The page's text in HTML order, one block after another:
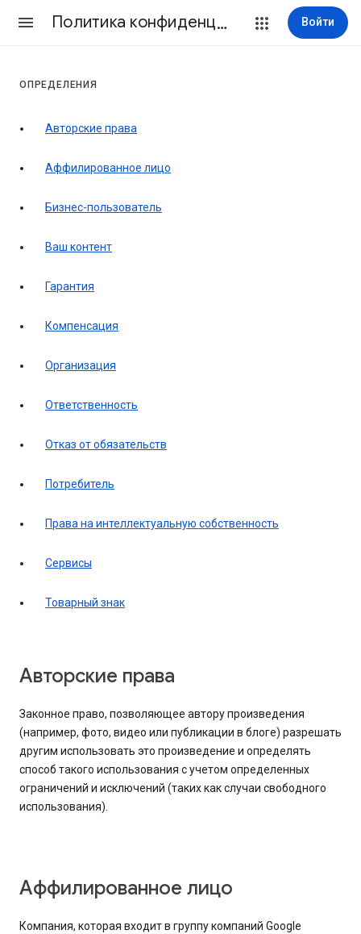
Политика конфиденциальности и Условия использования Войти
ОПРЕДЕЛЕНИЯ
Авторские права
Аффилированное лицо
Бизнес-пользователь
Ваш контент
Гарантия
Компенсация
Организация
Ответственность
Отказ от обязательств
Потребитель
Права на интеллектуальную собственность
Сервисы
Товарный знак
Авторские права
Законное право, позволяющее автору произведения
(например, фото, видео или публикации в блоге) разрешать
другим использовать это произведение и определять
способ такого использования с учетом определенных
ограничений и исключений (таких как случаи свободного
использования).
Аффилированное лицо
Компания, которая входит в группу компаний Google